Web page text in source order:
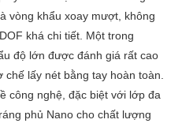
vòng khẩu xoay mượt, không
khá chi tiết. Một trong
độ lớn được đánh giá rất cao
lấy nét bằng tay hoàn toàn.
công nghệ, đặc biệt với lớp đa
phủ Nano cho chất lượng